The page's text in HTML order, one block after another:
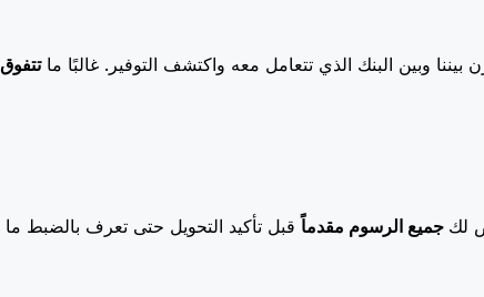
بيننا وبين البنك الذي تتعامل معه واكتشف التوفير. غالبًا ماتتفوق
لك جميع الرسوم مقدماً